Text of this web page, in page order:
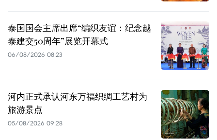
泰国国会主席出席“编织友谊：纪念越
泰建交50周年”展览开幕式
06/08/2026 08:23
河内正式承认河东万福织绸工艺村为
旅游景点
05/08/2026 09:28